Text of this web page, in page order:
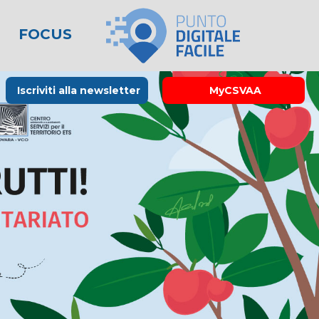
FOCUS
Rubrica La Stampa
Links utili
Iscriviti alla newsletter MyCSVAA